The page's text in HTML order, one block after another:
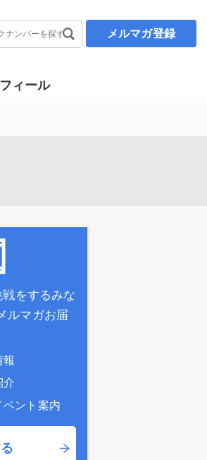
メルマガ登録
ィール
をするみな
ルマガお届
報
介
ベント案内